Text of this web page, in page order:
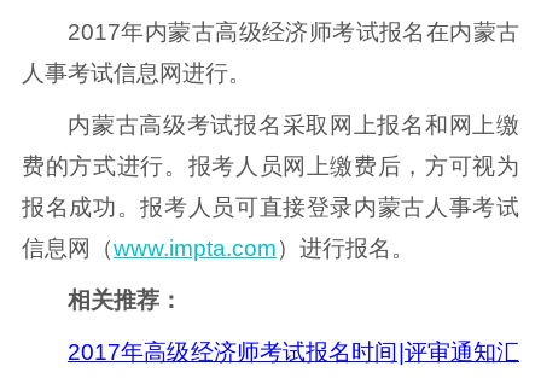
2017年内蒙古高级经济师考试报名在内蒙古
人事考试信息网进行。
内蒙古高级考试报名采取网上报名和网上缴
费的方式进行。报考人员网上缴费后，方可视为
报名成功。报考人员可直接登录内蒙古人事考试
信息网（www.impta.com）进行报名。
相关推荐：
2017年高级经济师考试报名时间|评审通知汇